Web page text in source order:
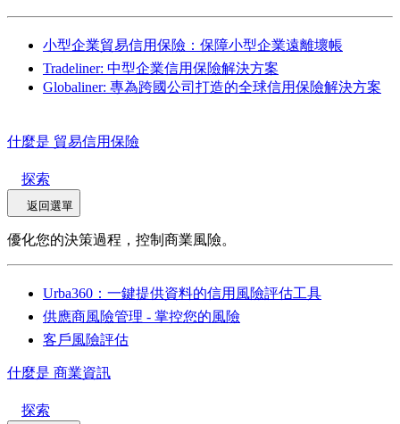
小型企業貿易信用保險：保障小型企業遠離壞帳
Tradeliner: 中型企業信用保險解決方案
Globaliner: 專為跨國公司打造的全球信用保險解決方案
什麼是 貿易信用保險
探索
返回選單
優化您的決策過程，控制商業風險。
Urba360：一鍵提供資料的信用風險評估工具
供應商風險管理 - 掌控您的風險
客戶風險評估
什麼是 商業資訊
探索